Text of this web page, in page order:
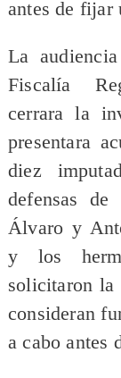
antes de fijar
La
Fiscalía
cerrara la
presentara
diez
defensas
Álvaro y
y los
solicitaron la
consideran
a cabo antes